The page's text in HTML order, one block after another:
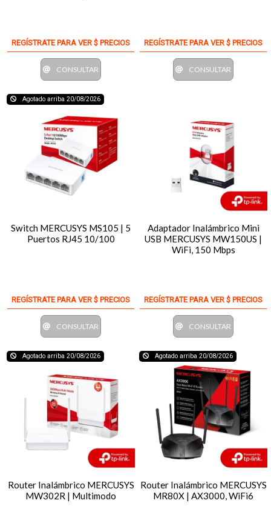
REGÍSTRATE PARA VER $ PRECIOS
CONSULTAR
REGÍSTRATE PARA VER $ PRECIOS
CONSULTAR
Agotado arriba 20/08/2026
Switch MERCUSYS MS105 | 5
Puertos RJ45 10/100
REGÍSTRATE PARA VER $ PRECIOS
CONSULTAR
Adaptador Inalámbrico Mini
USB MERCUSYS MW150US |
WiFi, 150 Mbps
REGÍSTRATE PARA VER $ PRECIOS
CONSULTAR
Agotado arriba 20/08/2026
Router Inalámbrico MERCUSYS
MW302R | Multimodo
Agotado arriba 20/08/2026
Router Inalámbrico MERCUSYS
MR80X | AX3000, WiFi6